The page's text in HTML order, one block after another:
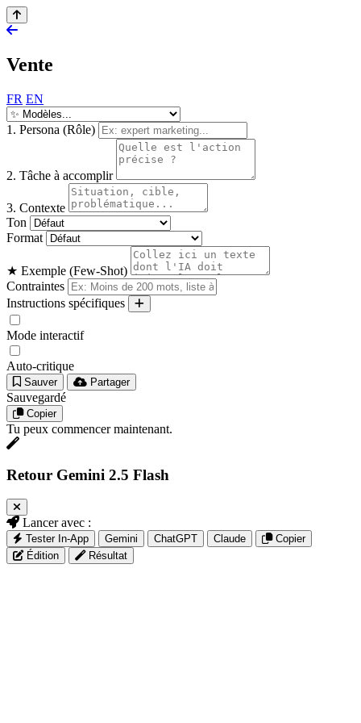
Vente
FR EN
1. Persona (Rôle)
2. Tâche à accomplir
3. Contexte
Ton
Format
★ Exemple (Few-Shot)
Contraintes
Instructions spécifiques
Mode interactif
Auto-critique
Sauver Partager
Sauvegardé
Copier
Tu peux commencer maintenant.
Retour Gemini 2.5 Flash
Lancer avec :
Tester In-App Gemini ChatGPT Claude
Copier
Édition
Résultat